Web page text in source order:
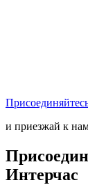
и приезжай к
Интерчас